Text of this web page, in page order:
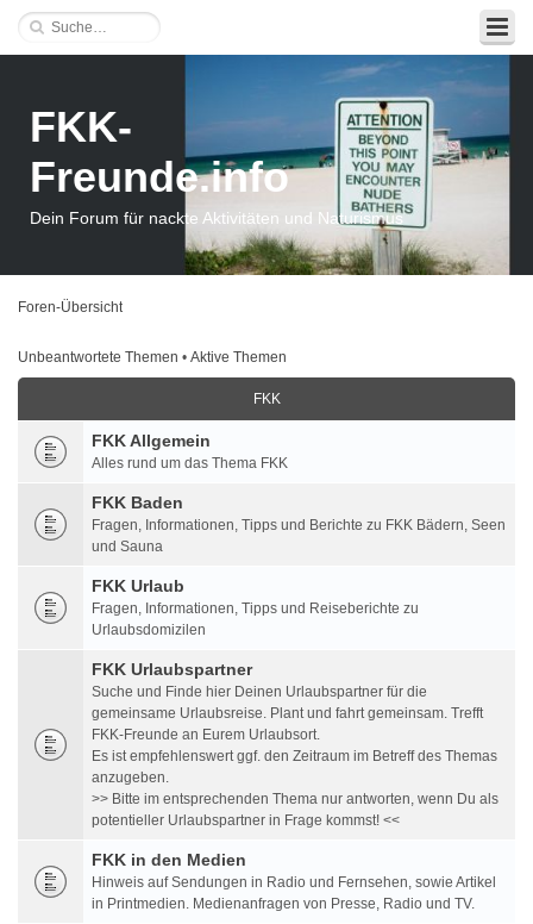
FKK-
Freunde.info
Dein Forum für nackte Aktivitäten und Naturismus
Foren-Übersicht
Unbeantwortete Themen • Aktive Themen
FKK
FKK Allgemein
Alles rund um das Thema FKK
FKK Baden
Fragen, Informationen, Tipps und Berichte zu FKK Bädern, Seen
und Sauna
FKK Urlaub
Fragen, Informationen, Tipps und Reiseberichte zu
Urlaubsdomizilen
FKK Urlaubspartner
Suche und Finde hier Deinen Urlaubspartner für die
gemeinsame Urlaubsreise. Plant und fahrt gemeinsam. Trefft
FKK-Freunde an Eurem Urlaubsort.
Es ist empfehlenswert ggf. den Zeitraum im Betreff des Themas
anzugeben.
>> Bitte im entsprechenden Thema nur antworten, wenn Du als
potentieller Urlaubspartner in Frage kommst! <<
FKK in den Medien
Hinweis auf Sendungen in Radio und Fernsehen, sowie Artikel
in Printmedien. Medienanfragen von Presse, Radio und TV.